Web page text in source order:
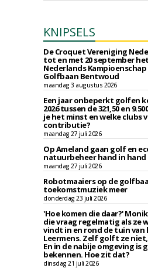
KNIPSELS
De Croquet Vereniging
tot en met 20 september
Nederlands
Golfbaan Bentwoud
maandag 3 augustus 2026
Een jaar onbeperkt golfen
2026 tussen de 321,50 en
je het minst en welke clubs
contributie?
maandag 27 juli 2026
Op Ameland gaan golf en
natuurbeheer hand in hand
maandag 27 juli 2026
Robotmaaiers op de
toekomstmuziek meer
donderdag 23 juli 2026
'Hoe komen die daar?'
die vraag regelmatig als ze
vindt in en rond de tuin van
Leermens. Zelf golft ze
En in de nabije omgeving is
bekennen. Hoe zit dat?
dinsdag 21 juli 2026